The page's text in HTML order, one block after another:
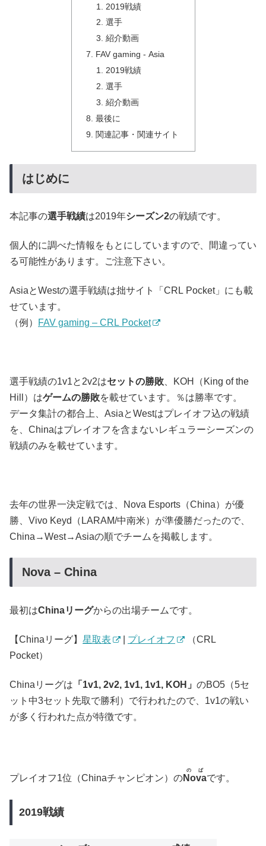
2019戦績
選手
紹介動画
FAV gaming - Asia
2019戦績
選手
紹介動画
最後に
関連記事・関連サイト
はじめに
本記事の選手戦績は2019年シーズン2の戦績です。
個人的に調べた情報をもとにしていますので、間違ってい
る可能性があります。ご注意下さい。
AsiaとWestの選手戦績は拙サイト「CRL Pocket」にも載
せています。
（例）
FAV gaming – CRL Pocket
選手戦績の1v1と2v2はセットの勝敗 、KOH（King of the
Hill）はゲームの勝敗を載せています。％は勝率です。
データ集計の都合上、AsiaとWestはプレイオフ込の戦績
を、Chinaはプレイオフを含まないレギュラーシーズンの
戦績のみを載せています。
去年の世界一決定戦では、Nova Esports（China）が優
勝、Vivo Keyd（LARAM/中南米）が準優勝だったので、
China→West→Asiaの順でチームを掲載します。
Nova – China
最初はChinaリーグからの出場チームです。
【Chinaリーグ】 星取表 プレイオフ
（CRL
Pocket）
Chinaリーグは 「1v1, 2v2, 1v1, 1v1, KOH」 のBO5（5セ
ット中3セット先取で勝利）で行われたので、1v1の戦い
が多く行われた点が特徴です。
プレイオフ1位（Chinaチャンピオン）のNova
のば
です。
2019戦績